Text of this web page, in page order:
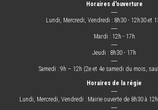
Horaires d'ouverture
―
Lundi, Mercredi, Vendredi : 8h30 - 12h30 et
―
Mardi : 12h - 17h
―
Jeudi : 8h30 - 17h
―
Samedi : 9h – 12h (2e et 4e samedi du mois,
Horaires de la régie
―
Lundi, Mercredi, Vendredi : Mairie ouverte de 8h30 à
―